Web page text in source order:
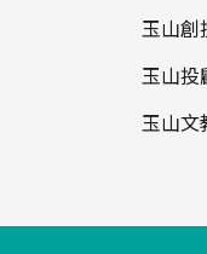
玉山創
玉山投
玉山文